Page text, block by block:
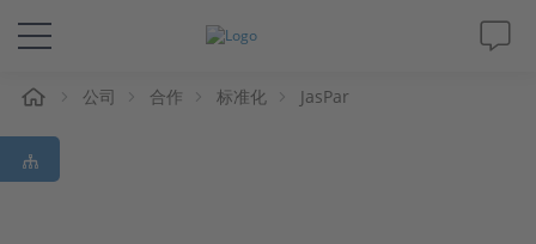
解决方案&产品
Support
公司 合作 标准化 JasPar